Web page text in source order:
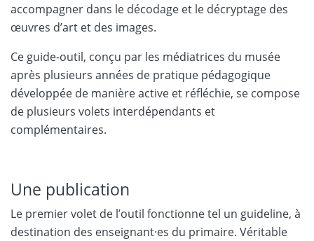
accompagner dans le décodage et le décryptage des
œuvres d’art et des images.
Ce guide-outil, conçu par les médiatrices du musée
après plusieurs années de pratique pédagogique
développée de manière active et réfléchie, se compose
de plusieurs volets interdépendants et
complémentaires.
Une publication
Le premier volet de l’outil fonctionne tel un guideline, à
destination des enseignant·es du primaire. Véritable